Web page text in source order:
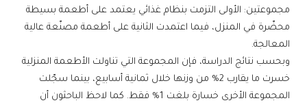
مجموعتين: الأولى التزمت بنظام غذائي يعتمد على أطعمة بسيطة
محضّرة في المنزل، فيما اعتمدت الثانية على أطعمة مصنّعة عالية
المعالجة.
وبحسب نتائج الدراسة، فإن المجموعة التي تناولت الأطعمة المنزلية
خسرت ما يقارب 2% من وزنها خلال ثمانية أسابيع، بينما سجّلت
المجموعة الأخرى خسارة بلغت 1% فقط. كما لاحظ الباحثون أن